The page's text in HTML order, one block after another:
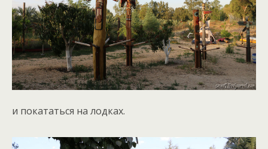
и покататься на лодках.